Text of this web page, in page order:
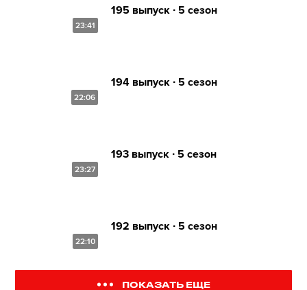
23:41
195 выпуск ∙ 5 сезон
22:06
194 выпуск ∙ 5 сезон
23:27
193 выпуск ∙ 5 сезон
22:10
192 выпуск ∙ 5 сезон
ПОКАЗАТЬ ЕЩЕ